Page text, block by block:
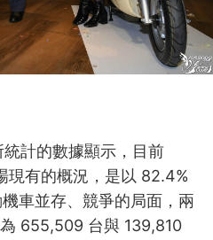
計的數據顯示，目前
現有的概況，是以 82.4%
車並存、競爭的局面，兩
655,509 台與 139,810